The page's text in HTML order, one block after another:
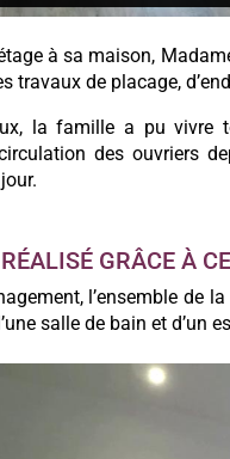
à sa maison,
travaux de placage,
la famille a pu vivre
des ouvriers
GRÂCE À
l’ensemble de
salle de bain et d’un